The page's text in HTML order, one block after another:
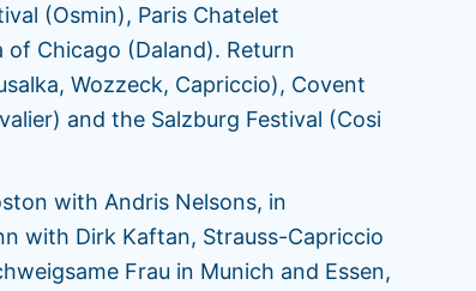
(Osmin), Paris Chatelet
of Chicago (Daland). Return
Wozzeck, Capriccio), Covent
and the Salzburg Festival (Cosi
with Andris Nelsons, in
with Dirk Kaftan, Strauss-Capriccio
Frau in Munich and Essen,